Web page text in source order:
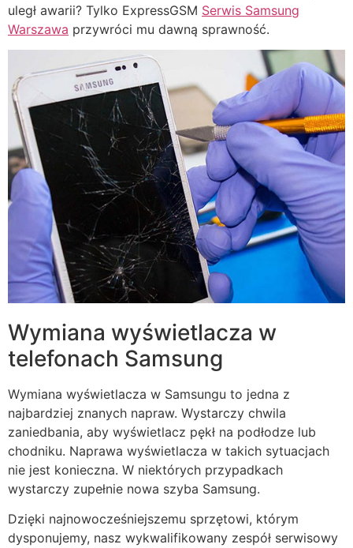
uległ awarii? Tylko ExpressGSM Serwis Samsung
Warszawa przywróci mu dawną sprawność.
Wymiana wyświetlacza w
telefonach Samsung
Wymiana wyświetlacza w Samsungu to jedna z
najbardziej znanych napraw. Wystarczy chwila
zaniedbania, aby wyświetlacz pękł na podłodze lub
chodniku. Naprawa wyświetlacza w takich sytuacjach
nie jest konieczna. W niektórych przypadkach
wystarczy zupełnie nowa szyba Samsung.
Dzięki najnowocześniejszemu sprzętowi, którym
dysponujemy, nasz wykwalifikowany zespół serwisowy